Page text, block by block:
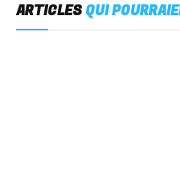
ARTICLES QUI